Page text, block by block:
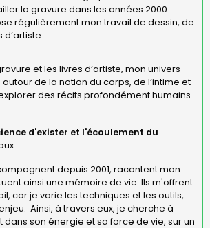
la gravure dans les années 2000.
régulièrement mon travail de dessin, de
et les livres d’artiste, mon univers
autour de la notion du corps, de l’intime et
des récits profondément humains
d'exister et l'écoulement du
depuis 2001, racontent mon
ainsi une mémoire de vie. Ils m'offrent
car je varie les techniques et les outils,
Ainsi, à travers eux, je cherche à
dans son énergie et sa force de vie, sur un